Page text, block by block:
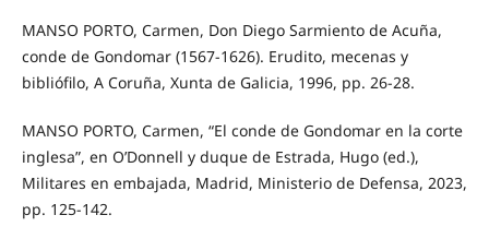
MANSO PORTO, Carmen, Don Diego Sarmiento de Acuña,
conde de Gondomar (1567-1626). Erudito, mecenas y
bibliófilo, A Coruña, Xunta de Galicia, 1996, pp. 26-28.
MANSO PORTO, Carmen, “El conde de Gondomar en la corte
inglesa”, en O’Donnell y duque de Estrada, Hugo (ed.),
Militares en embajada, Madrid, Ministerio de Defensa, 2023,
pp. 125-142.